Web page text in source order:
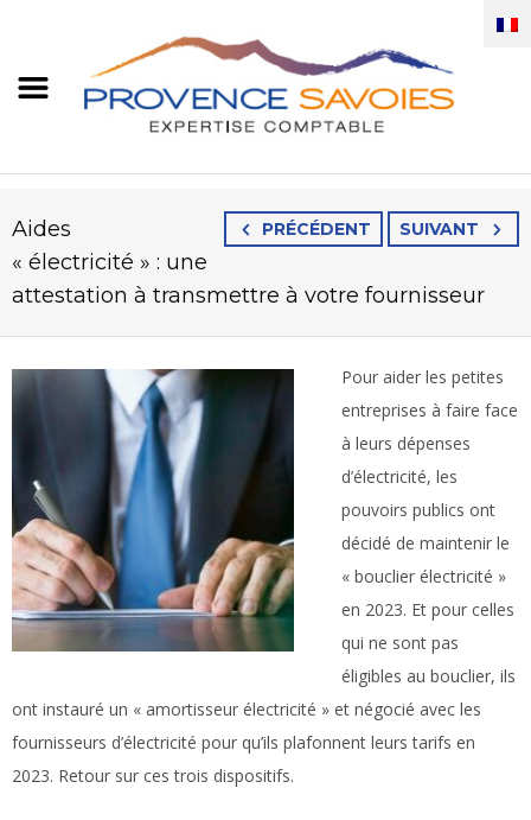
PRÉCÉDENT SUIVANT
Aides
« électricité » : une
attestation à transmettre à votre fournisseur
Pour aider les petites
entreprises à faire face
à leurs dépenses
d’électricité, les
pouvoirs publics ont
décidé de maintenir le
« bouclier électricité »
en 2023. Et pour celles
qui ne sont pas
éligibles au bouclier, ils
ont instauré un « amortisseur électricité » et négocié avec les
fournisseurs d’électricité pour qu’ils plafonnent leurs tarifs en
2023. Retour sur ces trois dispositifs.